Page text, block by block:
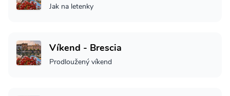
Jak na letenky
Víkend - Brescia
Prodloužený víkend